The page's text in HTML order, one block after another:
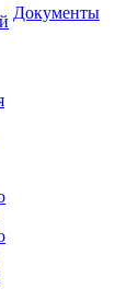
Документы